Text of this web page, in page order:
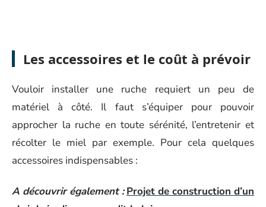
Les accessoires et le coût à prévoir
Vouloir installer une ruche requiert un peu de
matériel à côté. Il faut s’équiper pour pouvoir
approcher la ruche en toute sérénité, l’entretenir et
récolter le miel par exemple. Pour cela quelques
accessoires indispensables :
A découvrir également : Projet de construction d’un